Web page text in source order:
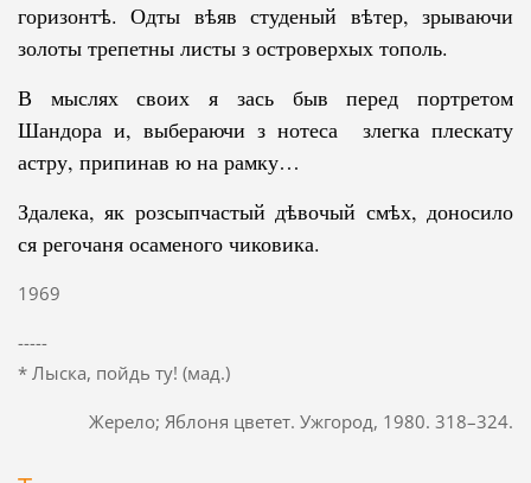
горизонтѣ. Одты вѣяв студеный вѣтер, зры­ва­ю­чи
золоты трепетны листы з островерхых тополь.
В мыслях своих я зась быв перед портретом
Шандора и, выбераючи з нотеса злегка плескату
астру, припинав ю на рамку…
Здалека, як розсыпчастый дѣвочый смѣх, доносило
ся регочаня осаменого чиковика.
1969
-----
* Лыска, пойдь ту! (мад.)
Жерело; Яблоня цветет. Ужгород, 1980. 318–324.